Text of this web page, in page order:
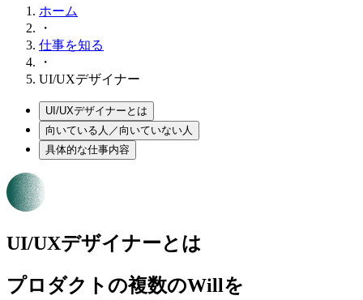
ホーム
・
仕事を知る
・
UI/UXデザイナー
UI/UXデザイナーとは
向いている人／向いていない人
具体的な仕事内容
UI/UXデザイナーとは
プロダクトの複数のWillを